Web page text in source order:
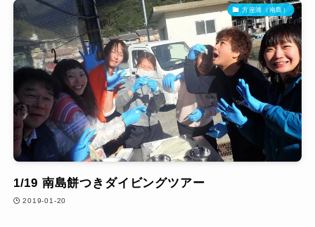
方座浦（南島）
1/19 南島餅つきダイビングツアー
2019-01-20